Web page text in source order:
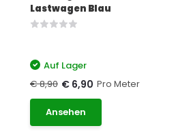
Lastwagen Blau
Auf Lager
€ 8,90 € 6,90 Pro Meter
Ansehen